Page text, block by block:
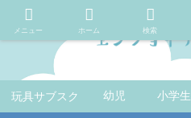
玩具サブスク 幼児 小学生
メニュー ホーム 検索